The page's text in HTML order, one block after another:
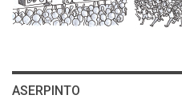
ASERPINTO